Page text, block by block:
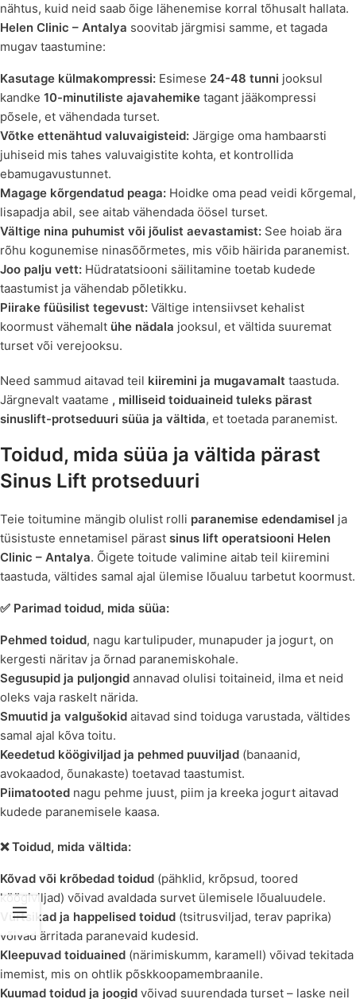
nähtus, kuid neid saab õige lähenemise korral tõhusalt hallata.
Helen Clinic – Antalya soovitab järgmisi samme, et tagada
mugav taastumine:
Kasutage külmakompressi: Esimese 24-48 tunni jooksul
kandke 10-minutiliste ajavahemike tagant jääkompressi
põsele, et vähendada turset.
Võtke ettenähtud valuvaigisteid: Järgige oma hambaarsti
juhiseid mis tahes valuvaigistite kohta, et kontrollida
ebamugavustunnet.
Magage kõrgendatud peaga: Hoidke oma pead veidi kõrgemal,
lisapadja abil, see aitab vähendada öösel turset.
Vältige nina puhumist või jõulist aevastamist: See hoiab ära
rõhu kogunemise ninasõõrmetes, mis võib häirida paranemist.
Joo palju vett: Hüdratatsiooni säilitamine toetab kudede
taastumist ja vähendab põletikku.
Piirake füüsilist tegevust: Vältige intensiivset kehalist
koormust vähemalt ühe nädala jooksul, et vältida suuremat
turset või verejooksu.
Need sammud aitavad teil kiiremini ja mugavamalt taastuda.
Järgnevalt vaatame , milliseid toiduaineid tuleks pärast
sinuslift-protseduuri süüa ja vältida, et toetada paranemist.
Toidud, mida süüa ja vältida pärast
Sinus Lift protseduuri
Teie toitumine mängib olulist rolli paranemise edendamisel ja
tüsistuste ennetamisel pärast sinus lift operatsiooni Helen
Clinic – Antalya. Õigete toitude valimine aitab teil kiiremini
taastuda, vältides samal ajal ülemise lõualuu tarbetut koormust.
✅ Parimad toidud, mida süüa:
Pehmed toidud, nagu kartulipuder, munapuder ja jogurt, on
kergesti näritav ja õrnad paranemiskohale.
Segusupid ja puljongid annavad olulisi toitaineid, ilma et neid
oleks vaja raskelt närida.
Smuutid ja valgušokid aitavad sind toiduga varustada, vältides
samal ajal kõva toitu.
Keedetud köögiviljad ja pehmed puuviljad (banaanid,
avokaadod, õunakaste) toetavad taastumist.
Piimatooted nagu pehme juust, piim ja kreeka jogurt aitavad
kudede paranemisele kaasa.
❌ Toidud, mida vältida:
Kõvad või krõbedad toidud (pähklid, krõpsud, toored
köögiviljad) võivad avaldada survet ülemisele lõualuudele.
Vürtsikad ja happelised toidud (tsitrusviljad, terav paprika)
võivad ärritada paranevaid kudesid.
Kleepuvad toiduained (närimiskumm, karamell) võivad tekitada
imemist, mis on ohtlik põskkoopamembraanile.
Kuumad toidud ja joogid võivad suurendada turset – laske neil